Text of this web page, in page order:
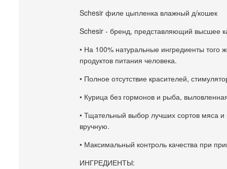
Schesir филе цыпленка влажный д/кошек
Schesir - бренд, представляющий высшее
• На 100% натуральные ингредиенты того
продуктов питания человека.
• Полное отсутствие красителей,
• Курица без гормонов и рыба,
• Тщательный выбор лучших сортов мяса
вручную.
• Максимальный контроль качества при
ИНГРЕДИЕНТЫ: